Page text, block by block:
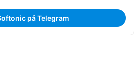
på Telegram